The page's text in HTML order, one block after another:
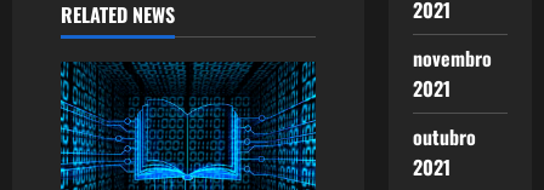
RELATED NEWS
2021
novembro
2021
outubro
2021